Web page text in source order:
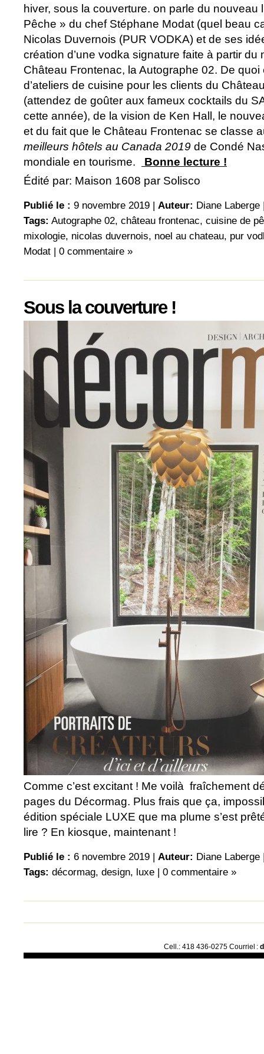
hiver, sous la couverture. on parle du
Pêche » du chef Stéphane Modat (quel beau
Nicolas Duvernois (PUR VODKA) et de ses
création d’une vodka signature faite à partir du
Château Frontenac, la Autographe 02. De
d’ateliers de cuisine pour les clients du
(attendez de goûter aux fameux cocktails du
cette année), de la vision de Ken Hall, le
et du fait que le Château Frontenac se classe
meilleurs hôtels au Canada 2019 de Condé
mondiale en tourisme.
Bonne lecture !
Édité par: Maison 1608 par Solisco
Publié le : 9 novembre 2019 | Auteur: Diane Laberge
Tags: Autographe 02, château frontenac, cuisine de
mixologie, nicolas duvernois, noel au chateau, pur
Modat | 0 commentaire »
Sous la couverture !
Comme c’est excitant ! Me voilà fraîchement
pages du Décormag. Plus frais que ça,
édition spéciale LUXE que ma plume s’est
lire ? En kiosque, maintenant !
Publié le : 6 novembre 2019 | Auteur: Diane Laberge
Tags: décormag, design, luxe | 0 commentaire »
Cell.: 418 436-0275 Courriel :